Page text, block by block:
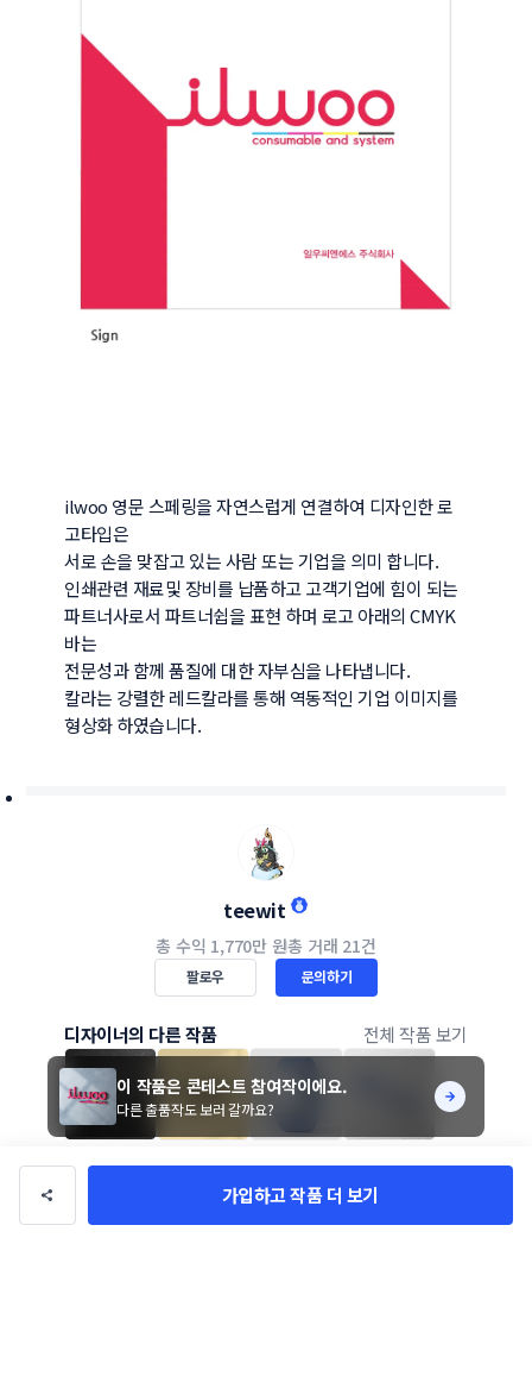
ilwoo 영문 스페링을 자연스럽게 연결하여 디자인한 로
고타입은
서로 손을 맞잡고 있는 사람 또는 기업을 의미 합니다.
인쇄관련 재료및 장비를 납품하고 고객기업에 힘이 되는
파트너사로서 파트너쉽을 표현 하며 로고 아래의 CMYK
바는
전문성과 함께 품질에 대한 자부심을 나타냅니다.
칼라는 강렬한 레드칼라를 통해 역동적인 기업 이미지를
형상화 하였습니다.
teewit
총 수익 1,770만 원총 거래 21건
팔로우 문의하기
디자이너의 다른 작품 전체 작품 보기
가입하고 작품 더 보기
이 작품은 콘테스트 참여작이에요.
다른 출품작도 보러 갈까요?